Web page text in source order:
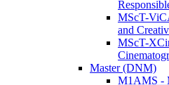
MScT-
and
MScT-
Master (DNM)
M1AMS -